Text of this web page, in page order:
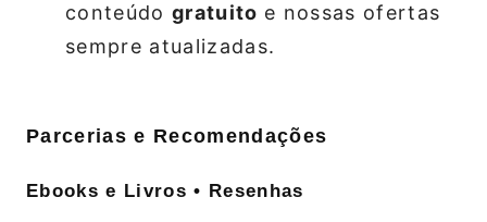
conteúdo gratuito e nossas ofertas
sempre atualizadas.
Parcerias e Recomendações
Ebooks e Livros • Resenhas